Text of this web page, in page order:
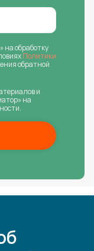
на обработку
Политики
обратной
и
на